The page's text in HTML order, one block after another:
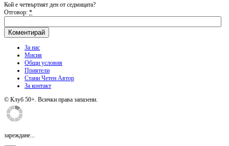
Кой е четвъртият ден от седмицата?
Отговор: *
За нас
Мисия
Общи условия
Приятели
Стани Четен Автор
За контакт
© Клуб 50+. Всички права запазени.
зареждане...